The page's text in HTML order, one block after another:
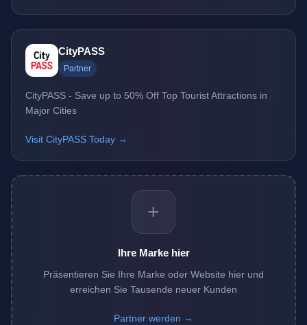
CityPASS
Partner
CityPASS - Save up to 50% Off Top Tourist Attractions in
Major Cities
Visit CityPASS Today →
+
Ihre Marke hier
Präsentieren Sie Ihre Marke oder Website hier und
erreichen Sie Tausende neuer Kunden
Partner werden →